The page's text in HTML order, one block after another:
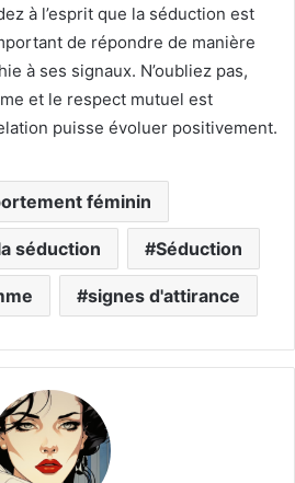
à l’esprit que la séduction est
de répondre de manière
à ses signaux. N’oubliez pas,
et le respect mutuel est
puisse évoluer positivement.
féminin
séduction Séduction
signes d'attirance